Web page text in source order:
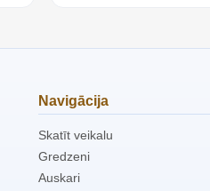
Navigācija
Skatīt veikalu
Gredzeni
Auskari